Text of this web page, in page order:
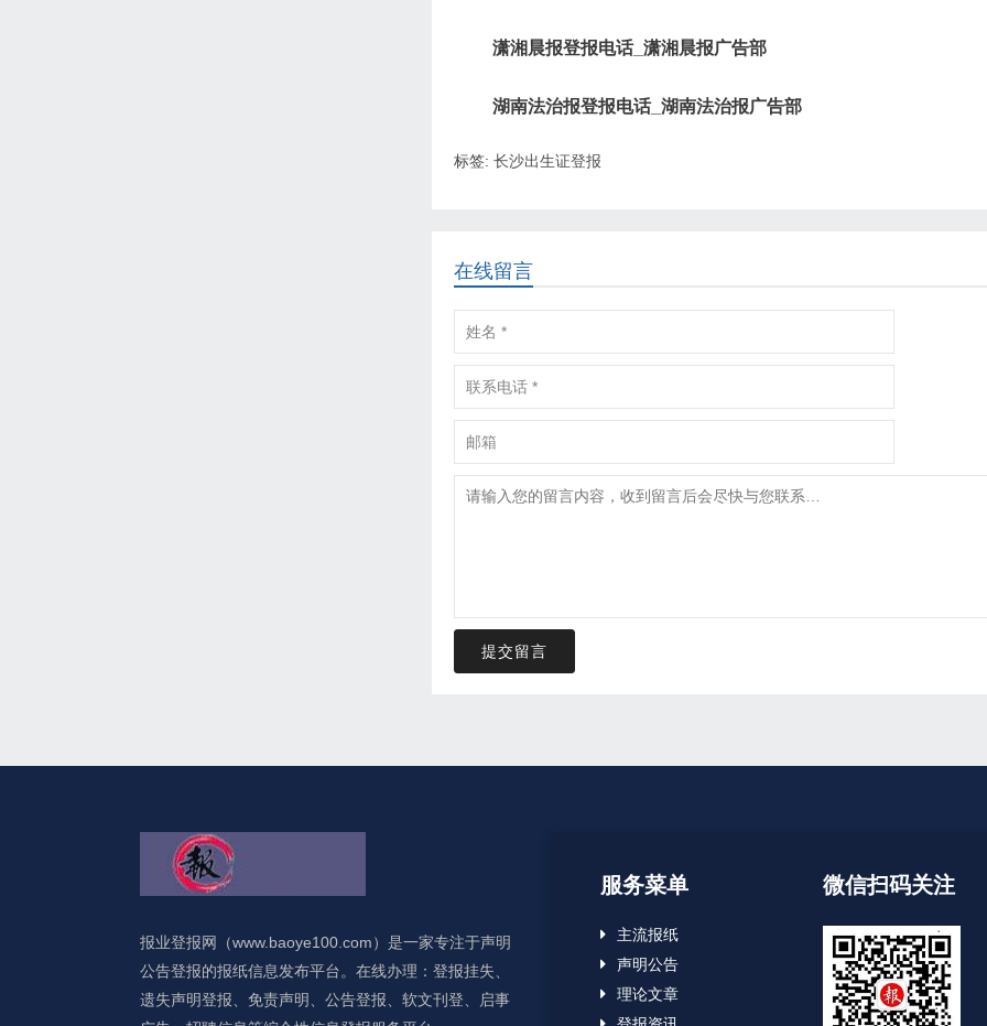
潇湘晨报登报电话_潇湘晨报广告部
湖南法治报登报电话_湖南法治报广告部
标签: 长沙出生证登报
在线留言
提交留言
报业登报网（www.baoye100.com）是一家专注于声明
公告登报的报纸信息发布平台。在线办理：登报挂失、
遗失声明登报、免责声明、公告登报、软文刊登、启事
服务菜单
主流报纸
声明公告
理论文章
微信扫码关注